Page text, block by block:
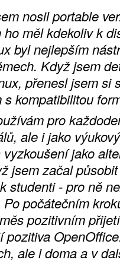
nosil portable
ho měl kdekoliv k
byl nejlepším
Když jsem
přenesl jsem si
kompatibilitou
pro
ale i jako
jako
jsem začal
studenti - pro ně
počátečním
pozitivním
ale i doma a v